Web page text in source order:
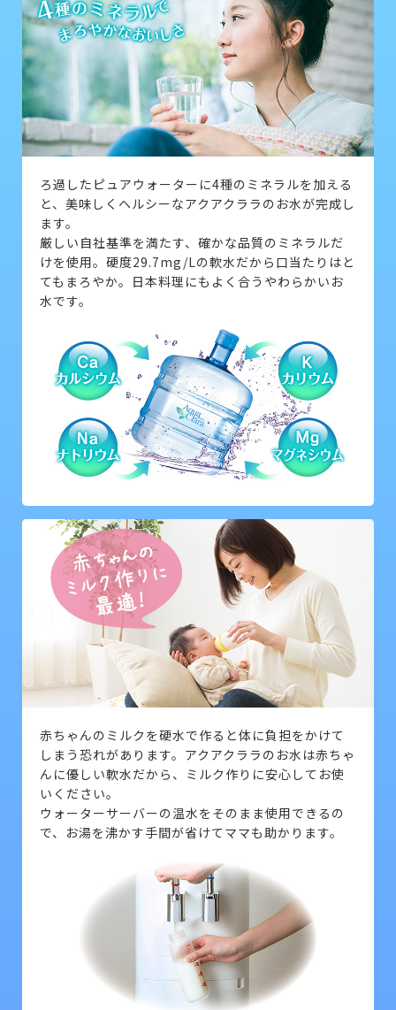
ろ過したピュアウォーターに4種のミネラルを加える
と、美味しくヘルシーなアクアクララのお水が完成し
ます。
厳しい自社基準を満たす、確かな品質のミネラルだ
けを使用。硬度29.7mg/Lの軟水だから口当たりはと
てもまろやか。日本料理にもよく合うやわらかいお
水です。
赤ちゃんのミルクを硬水で作ると体に負担をかけて
しまう恐れがあります。アクアクララのお水は赤ちゃ
んに優しい軟水だから、ミルク作りに安心してお使
いください。
ウォーターサーバーの温水をそのまま使用できるの
で、お湯を沸かす手間が省けてママも助かります。